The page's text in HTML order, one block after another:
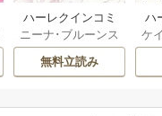
ハーレクインコミ
ックス セット 202
6年 vol.1063 1巻
ニーナ･ブルーンス
/おおつきちずる/
レベッカ･ヨーク
ーディ/海野みつる
無料立読み
ハ
ッ
ケ
/
ザ